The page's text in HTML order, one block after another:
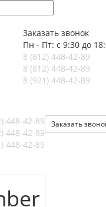
Заказать звонок
Пн - Пт: с 9:30 до
8 (812) 448-42-89
8 (812) 448-42-89
8 (921) 448-42-89
Заказать
448-42-89
448-42-89
448-42-89